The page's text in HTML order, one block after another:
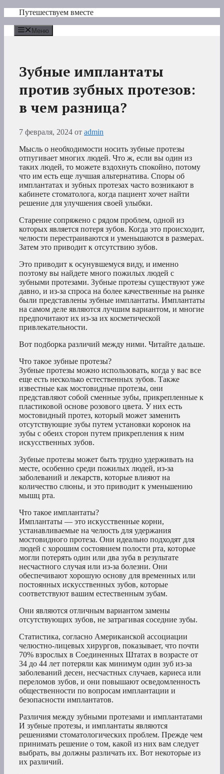
Перейти
содержимому
Путешествуем вместе
Меню
Зубные имплантаты
против зубных протезов:
в чем разница?
7 февраля, 2024 от admin
Мысль о необходимости носить зубные протезы
отпугивает многих людей. Что ж, если вы один из
таких людей, то можете вздохнуть спокойно, потому
что им есть еще лучшая альтернатива. Споры об
имплантатах и зубных протезах часто возникают в
кабинете стоматолога, когда пациент хочет найти
решение для улучшения своей улыбки.
Старение сопряжено с рядом проблем, одной из
которых является потеря зубов. Когда это происходит,
челюсти перестраиваются и уменьшаются в размерах.
Затем это приводит к отсутствию зубов.
Это приводит к осунувшемуся виду, и именно
поэтому вы найдете много пожилых людей с
зубными протезами. Зубные протезы существуют уже
давно, и из-за спроса на более качественные на рынке
были представлены зубные имплантаты. Имплантаты
на самом деле являются лучшим вариантом, и многие
предпочитают их из-за их косметической
привлекательности.
Вот подборка различий между ними. Читайте дальше.
Что такое зубные протезы?
Зубные протезы можно использовать, когда у вас все
еще есть несколько естественных зубов. Также
известные как мостовидные протезы, они
представляют собой сменные зубы, прикрепленные к
пластиковой основе розового цвета. У них есть
мостовидный протез, который может заменить
отсутствующие зубы путем установки коронок на
зубы с обеих сторон путем прикрепления к ним
искусственных зубов.
Зубные протезы может быть трудно удерживать на
месте, особенно среди пожилых людей, из-за
заболеваний и лекарств, которые влияют на
количество слюны, и это приводит к уменьшению
мышц рта.
Что такое имплантаты?
Имплантаты — это искусственные корни,
устанавливаемые на челюсть для удержания
мостовидного протеза. Они идеально подходят для
людей с хорошим состоянием полости рта, которые
могли потерять один или два зуба в результате
несчастного случая или из-за болезни. Они
обеспечивают хорошую основу для временных или
постоянных искусственных зубов, которые
соответствуют вашим естественным зубам.
Они являются отличным вариантом замены
отсутствующих зубов, не затрагивая соседние зубы.
Статистика, согласно Американской ассоциации
челюстно-лицевых хирургов, показывает, что почти
70% взрослых в Соединенных Штатах в возрасте от
34 до 44 лет потеряли как минимум один зуб из-за
заболеваний десен, несчастных случаев, кариеса или
переломов зубов, и они повышают осведомленность
общественности по вопросам имплантации и
безопасности имплантатов.
Различия между зубными протезами и имплантатами
И зубные протезы, и имплантаты являются
решениями стоматологических проблем. Прежде чем
принимать решение о том, какой из них вам следует
выбрать, вы должны различать их. Вот некоторые из
их различий.